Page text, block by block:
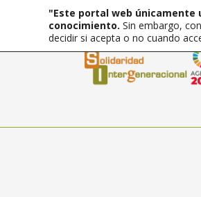
"Este portal web únicamente
conocimiento. Sin embargo,
decidir si acepta o no cuando